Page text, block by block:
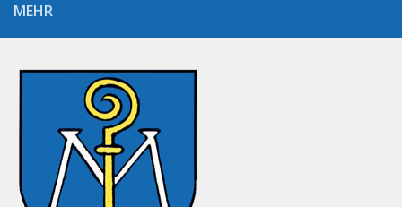
MEHR